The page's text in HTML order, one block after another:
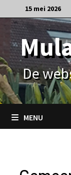
naar
inhoud
15 mei 2026
De
MENU